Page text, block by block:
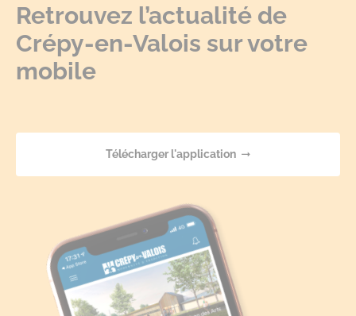
Retrouvez l’actualité de
Crépy-en-Valois sur votre
mobile
Télécharger l'application